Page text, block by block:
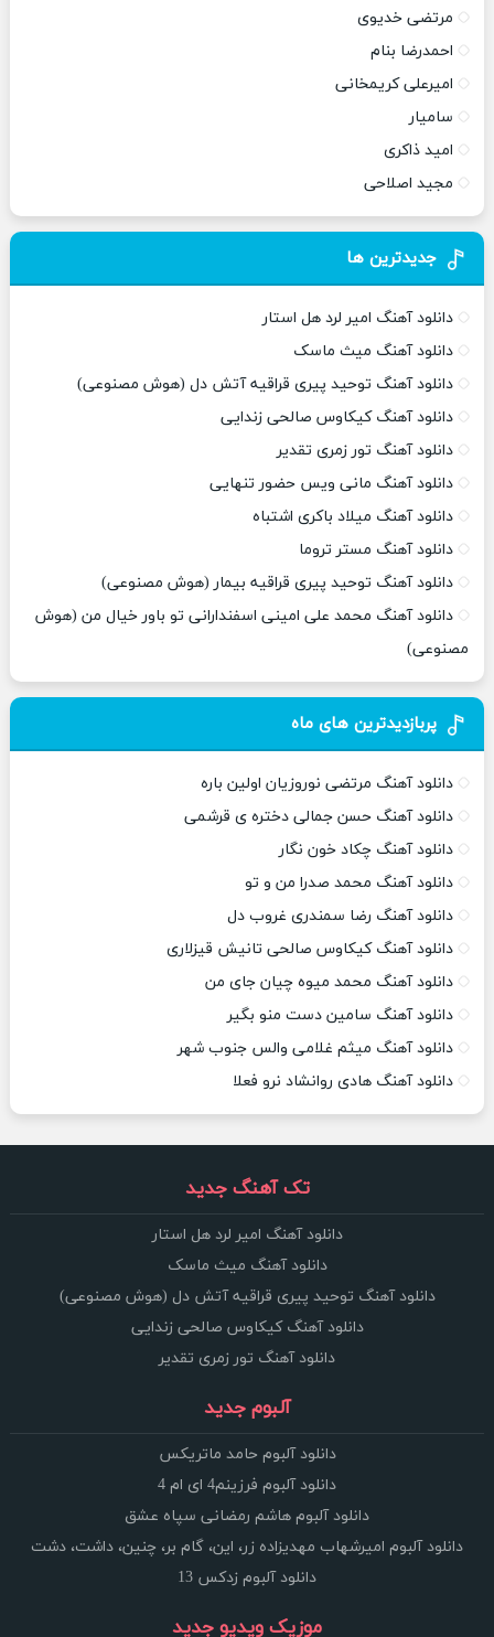
مرتضی خدیوی
احمدرضا بنام
امیرعلی کریمخانی
سامیار
امید ذاکری
مجید اصلاحی
جدیدترین ها
دانلود آهنگ امیر لرد هل استار
دانلود آهنگ میث ماسک
دانلود آهنگ توحید پیری قراقیه آتش دل (هوش مصنوعی)
دانلود آهنگ کیکاوس صالحی زندایی
دانلود آهنگ تور زمری تقدیر
دانلود آهنگ مانی ویس حضور تنهایی
دانلود آهنگ میلاد باکری اشتباه
دانلود آهنگ مستر تروما
دانلود آهنگ توحید پیری قراقیه بیمار (هوش مصنوعی)
دانلود آهنگ محمد علی امینی اسفندارانی تو باور خیال من (هوش
مصنوعی)
پربازدیدترین های ماه
دانلود آهنگ مرتضی نوروزیان اولین باره
دانلود آهنگ حسن جمالی دختره ی قرشمی
دانلود آهنگ چکاد خون نگار
دانلود آهنگ محمد صدرا من و تو
دانلود آهنگ رضا سمندری غروب دل
دانلود آهنگ کیکاوس صالحی تانیش قیزلاری
دانلود آهنگ محمد میوه چیان جای من
دانلود آهنگ سامین دست منو بگیر
دانلود آهنگ میثم غلامی والس جنوب شهر
دانلود آهنگ هادی روانشاد نرو فعلا
تک آهنگ جدید
دانلود آهنگ امیر لرد هل استار
دانلود آهنگ میث ماسک
دانلود آهنگ توحید پیری قراقیه آتش دل (هوش مصنوعی)
دانلود آهنگ کیکاوس صالحی زندایی
دانلود آهنگ تور زمری تقدیر
آلبوم جدید
دانلود آلبوم حامد ماتریکس
دانلود آلبوم فرزینم4 ای ام 4
دانلود آلبوم هاشم رمضانی سپاه عشق
دانلود آلبوم امیرشهاب مهدیزاده زر، این، گام بر، چنین، داشت، دشت
دانلود آلبوم زدکس 13
موزیک ویدیو جدید